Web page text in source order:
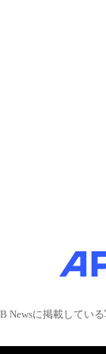
Newsに掲載してい